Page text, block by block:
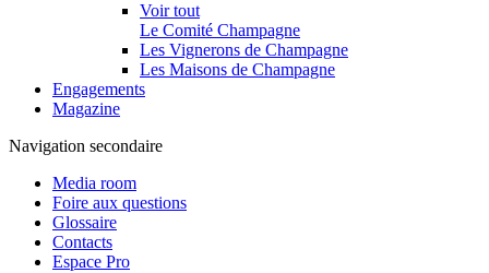
Voir tout
Le Comité Champagne
Les Vignerons de Champagne
Les Maisons de Champagne
Engagements
Magazine
Navigation secondaire
Media room
Foire aux questions
Glossaire
Contacts
Espace Pro